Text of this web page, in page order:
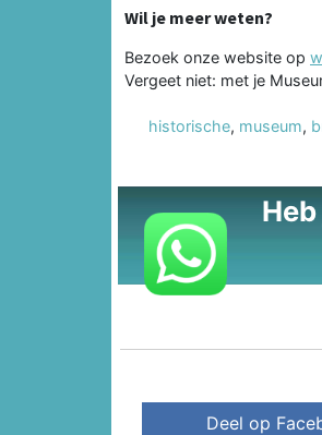
Wil je meer weten?
Bezoek onze website op
Vergeet niet: met je
historische, museum,
Deel op